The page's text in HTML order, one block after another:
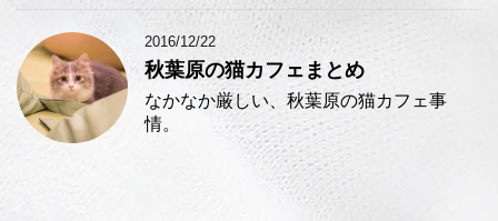
2016/12/22
秋葉原の猫カフェまとめ
なかなか厳しい、秋葉原の猫カフェ事
情。